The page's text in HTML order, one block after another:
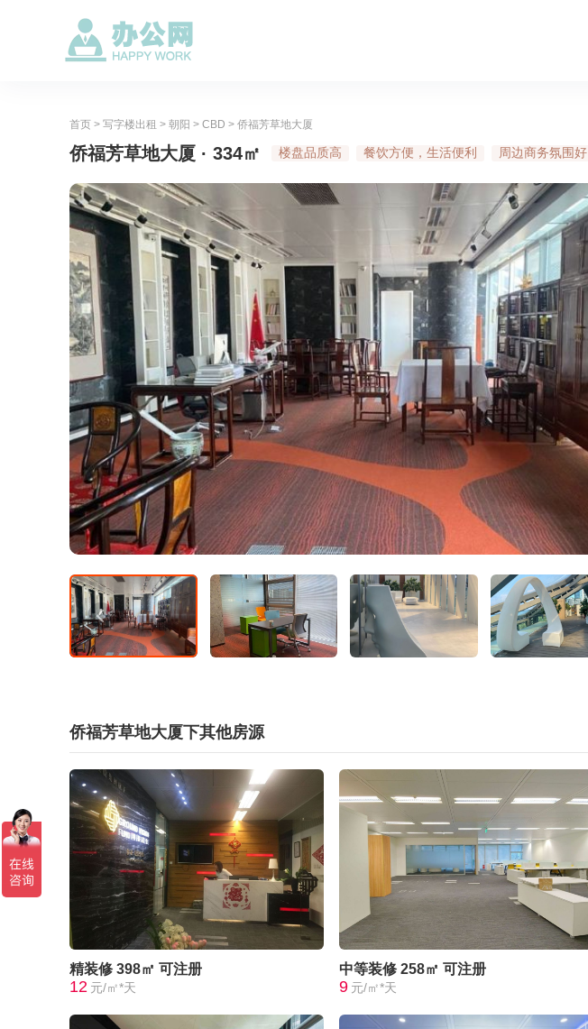
首页 > 写字楼出租 > 朝阳 > CBD > 侨福芳草地大厦
侨福芳草地大厦 · 334㎡ 楼盘品质高 餐饮方便，生活便利 周边商务氛围好
侨福芳草地大厦下其他房源
精装修 398㎡ 可注册
12 元/㎡*天
中等装修 258㎡ 可注册
9 元/㎡*天